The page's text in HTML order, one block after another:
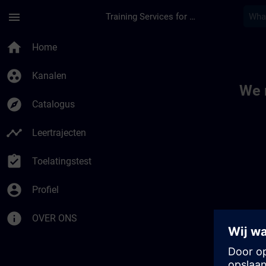
menu Training Services for Digital Industries
home Home
group_work Kanalen
explore Catalogus
timeline Leertrajecten
assignment_turned_in Toelatingstest
account_circle Profiel
info OVER ONS
We